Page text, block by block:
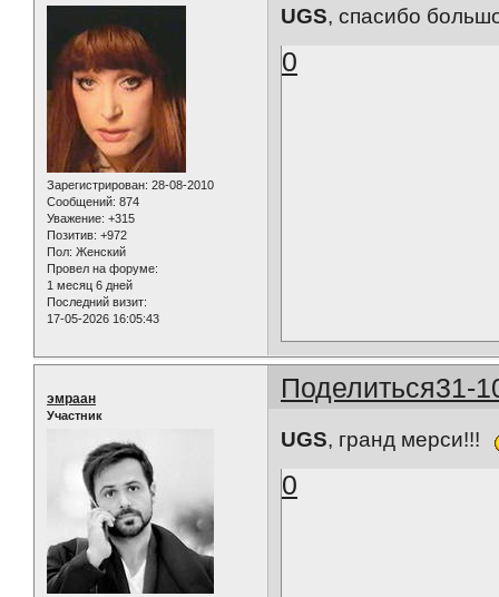
Зарегистрирован: 28-08-2010
Сообщений: 874
Уважение: +315
Позитив: +972
Пол: Женский
Провел на форуме:
1 месяц 6 дней
Последний визит:
17-05-2026 16:05:43
UGS, спасибо
0
Поделиться31-
эмраан
Участник
UGS, гранд мерси!!!
0